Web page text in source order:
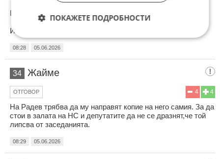
Блага !
И Услуги ?
08:28 05.06.2026
34 Жайме
4
4
ОТГОВОР
На Радев трябва да му направят копие на него самия. За да
стои в залата на НС и депутатите да не се дразнят,че той
липсва от заседанията.
08:29 05.06.2026
ПОКАЖЕТЕ ПОДРОБНОСТИ